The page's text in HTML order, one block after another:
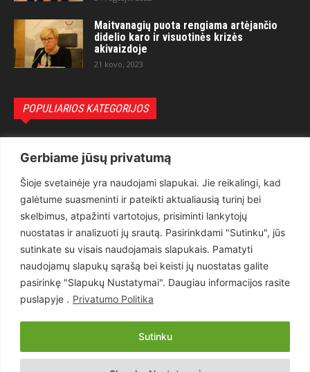
Gerbiame jūsų privatumą
Šioje svetainėje yra naudojami slapukai. Jie reikalingi, kad
galėtume suasmeninti ir pateikti aktualiausią turinį bei
skelbimus, atpažinti vartotojus, prisiminti lankytojų
nuostatas ir analizuoti jų srautą. Pasirinkdami "Sutinku", jūs
sutinkate su visais naudojamais slapukais. Pamatyti
naudojamų slapukų sąrašą bei keisti jų nuostatas galite
pasirinkę "Slapukų Nustatymai". Daugiau informacijos rasite
puslapyje . Privatumo Politika
Sutinku
Maitvanagių puota rengiama artėjančio
didelio karo ir visuotinės krizės
akivaizdoje
21 kovo, 2023
POPULIARIOS KATEGORIJOS
Teisėsauga
1497
Aktualu
Lietuva
619
Pasaulis
Статьи на русском
Articles in english
Copyright © 2026 UAB „Goruva“. Visos teisės saugomos.